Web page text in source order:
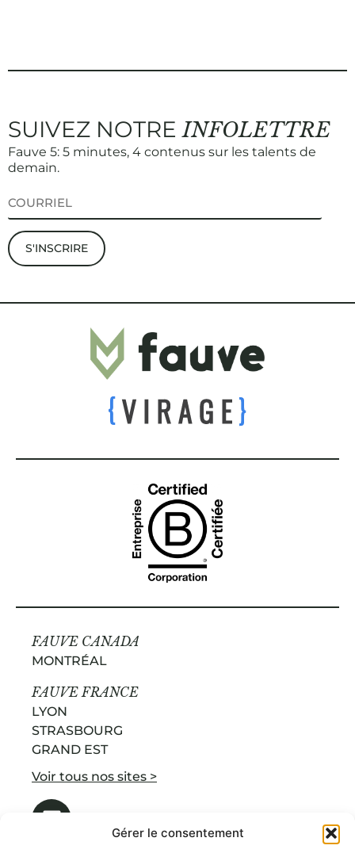
Gérer le consentement
SUIVEZ NOTREINFOLETTRE
Fauve 5: 5 minutes, 4 contenus sur les talents de
demain.
FAUVE CANADA
MONTRÉAL
FAUVE FRANCE
LYON
STRASBOURG
GRAND EST
Voir tous nos sites >